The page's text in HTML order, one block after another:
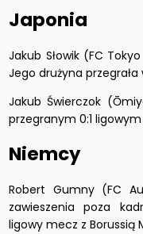
Japonia
Jakub Słowik (FC
Jego drużyna przegrała
Jakub Świerczok
przegranym 0:1
Niemcy
Robert Gumny (FC
zawieszenia poza
ligowy mecz z Borussią